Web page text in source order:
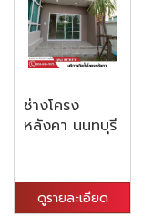
ช่างโครง
หลังคา นนทบุรี
ดูรายละเอียด